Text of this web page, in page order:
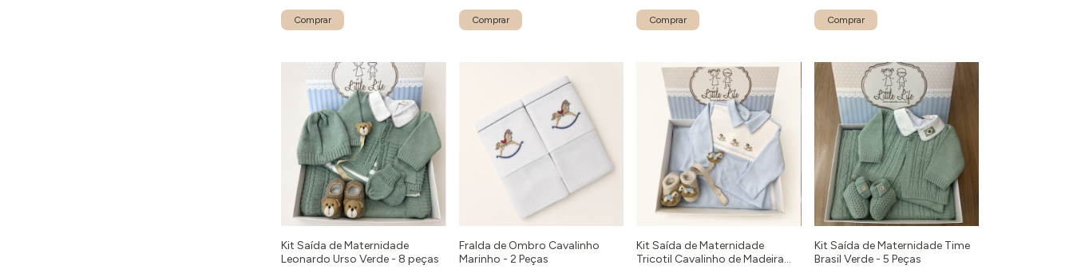
Comprar Comprar Comprar Comprar
Kit Saída de Maternidade
Leonardo Urso Verde - 8 peças
Fralda de Ombro Cavalinho
Marinho - 2 Peças
Kit Saída de Maternidade
Tricotil Cavalinho de Madeira
Kit Saída de Maternidade Time
Brasil Verde - 5 Peças